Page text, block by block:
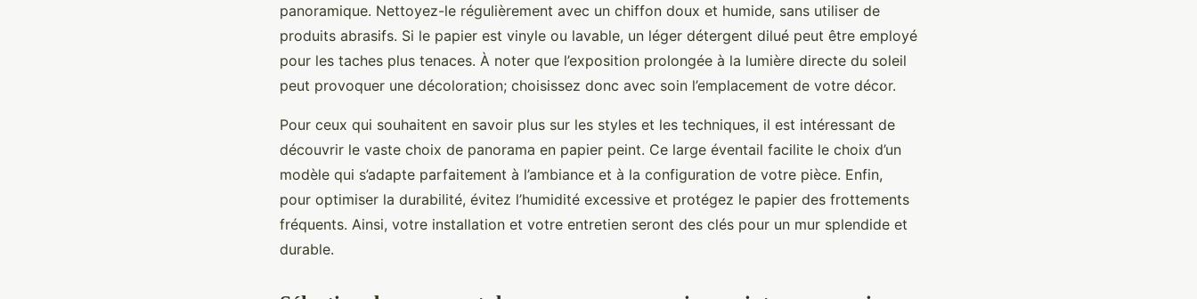
panoramique. Nettoyez-le régulièrement avec un chiffon doux et humide, sans utiliser de
produits abrasifs. Si le papier est vinyle ou lavable, un léger détergent dilué peut être employé
pour les taches plus tenaces. À noter que l’exposition prolongée à la lumière directe du soleil
peut provoquer une décoloration; choisissez donc avec soin l’emplacement de votre décor.
Pour ceux qui souhaitent en savoir plus sur les styles et les techniques, il est intéressant de
découvrir le vaste choix de panorama en papier peint. Ce large éventail facilite le choix d’un
modèle qui s’adapte parfaitement à l’ambiance et à la configuration de votre pièce. Enfin,
pour optimiser la durabilité, évitez l’humidité excessive et protégez le papier des frottements
fréquents. Ainsi, votre installation et votre entretien seront des clés pour un mur splendide et
durable.